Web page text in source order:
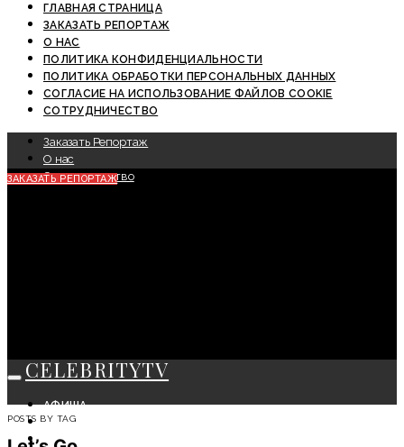
ГЛАВНАЯ СТРАНИЦА
ЗАКАЗАТЬ РЕПОРТАЖ
О НАС
ПОЛИТИКА КОНФИДЕНЦИАЛЬНОСТИ
ПОЛИТИКА ОБРАБОТКИ ПЕРСОНАЛЬНЫХ ДАННЫХ
СОГЛАСИЕ НА ИСПОЛЬЗОВАНИЕ ФАЙЛОВ COOKIE
СОТРУДНИЧЕСТВО
Заказать Репортаж
О нас
Сотрудничество
ЗАКАЗАТЬ РЕПОРТАЖ
CELEBRITYTV
АФИША
СОБЫТИЯ
КРАСОТА
POSTS BY TAG